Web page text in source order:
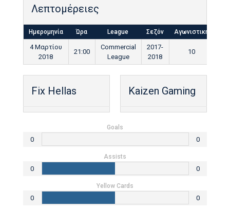
Λεπτομέρειες
Ημερομηνία Ώρα League Σεζόν Αγωνιστική
4 Μαρτίου
2018
21:00
Commercial
League
2017-
2018
10
Fix Hellas Kaizen Gaming
Goals
0 0
Assists
0 0
Yellow Cards
0 0